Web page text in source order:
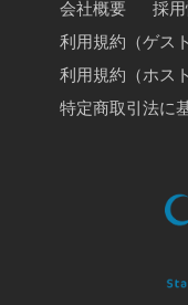
会社概要 採
利用規約（ゲス
利用規約（ホスト
特定商取引法に